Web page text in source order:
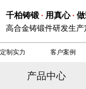
千柏铸锻· 用真心·
高合金铸锻件研发生
定制实力 客户案例
产品中心